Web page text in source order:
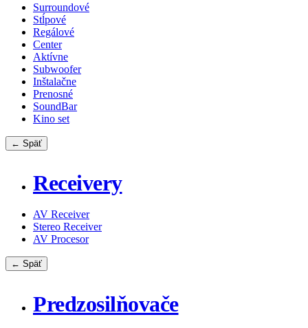
Surroundové
Stĺpové
Regálové
Center
Aktívne
Subwoofer
Inštalačne
Prenosné
SoundBar
Kino set
← Späť
Receivery
AV Receiver
Stereo Receiver
AV Procesor
← Späť
Predzosilňovače